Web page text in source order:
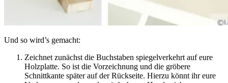
Und so wird’s gemacht:
Zeichnet zunächst die Buchstaben spiegelverkehrt auf eure
Holzplatte. So ist die Vorzeichnung und die gröbere
Schnittkante später auf der Rückseite. Hierzu könnt ihr eure